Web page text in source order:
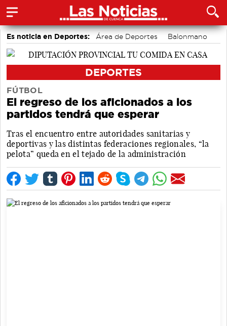
Es noticia en Deportes: Área de Deportes
Balonmano
Fútbol
DEPORTES
FÚTBOL
El regreso de los aficionados a los
partidos tendrá que esperar
Tras el encuentro entre autoridades sanitarias y
deportivas y las distintas federaciones regionales, “la
pelota” queda en el tejado de la administración